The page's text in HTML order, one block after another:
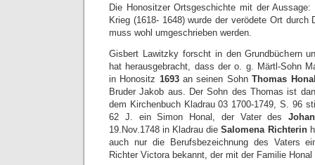
Die Honositzer Ortsgeschichte mit der Aussage:
Krieg (1618- 1648) wurde der verödete Ort durch
muss wohl umgeschrieben werden.
Gisbert Lawitzky forscht in den Grundbüchern
hat herausgebracht, dass der o. g. Märtl-Sohn
in Honositz 1693an seinen SohnThomas
Bruder Jakob aus. Der Sohn des Thomas ist
dem Kirchenbuch Kladrau 03 1700-1749, S. 96
62 J. ein Simon Honal, der Vater des
19.Nov.1748 in Kladrau dieSalomena Richterin
auch nur die Berufsbezeichnung des Vaters
Richter Victora bekannt, der mit der Familie